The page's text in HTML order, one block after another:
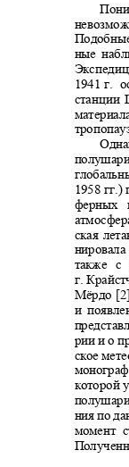
ные
1941 г.
станции
1958 гг.)
ферных
ская
также с
г.
Мёрдо
и
рии и о
ское
которой
ния по
момент